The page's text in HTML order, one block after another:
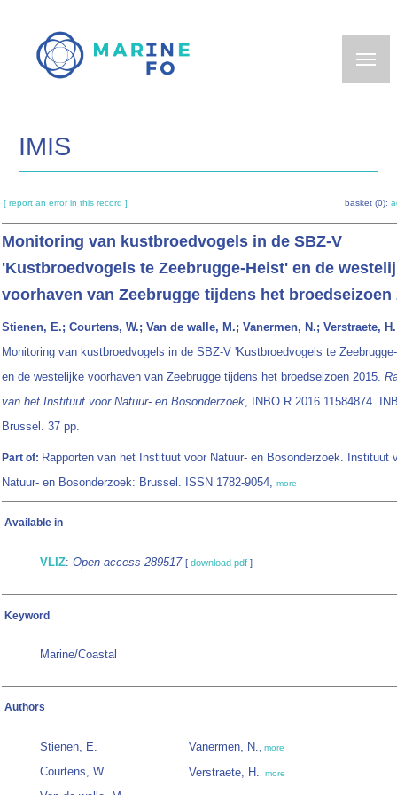
main
IMIS
[ report an error in this record ] basket (0):
Monitoring van kustbroedvogels in de SBZ-V
'Kustbroedvogels te Zeebrugge-Heist' en de
voorhaven van Zeebrugge tijdens het broedseizoen
Stienen, E.; Courtens, W.; Van de walle, M.; Vanermen, N.; Verstraete, H.
Monitoring van kustbroedvogels in de SBZ-V 'Kustbroedvogels te
en de westelijke voorhaven van Zeebrugge tijdens het broedseizoen 2015.
van het Instituut voor Natuur- en Bosonderzoek, INBO.R.2016.11584874.
Brussel. 37 pp.
Part of: Rapporten van het Instituut voor Natuur- en Bosonderzoek. Instituut
Natuur- en Bosonderzoek: Brussel. ISSN 1782-9054, more
Available in
VLIZ: Open access 289517 [ download pdf ]
Keyword
Marine/Coastal
Authors
Stienen, E.
Courtens, W.
Vanermen, N., more
Verstraete, H., more